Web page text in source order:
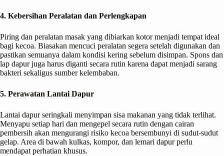
4. Kebersihan Peralatan dan Perlengkapan
Piring dan peralatan masak yang dibiarkan kotor menjadi tempat ideal
bagi kecoa. Biasakan mencuci peralatan segera setelah digunakan dan
pastikan semuanya dalam kondisi kering sebelum disimpan. Spons dan
lap dapur juga harus diganti secara rutin karena dapat menjadi sarang
bakteri sekaligus sumber kelembaban.
5. Perawatan Lantai Dapur
Lantai dapur seringkali menyimpan sisa makanan yang tidak terlihat.
Menyapu setiap hari dan mengepel secara rutin dengan cairan
pembersih akan mengurangi risiko kecoa bersembunyi di sudut-sudut
gelap. Area di bawah kulkas, kompor, dan lemari dapur perlu
mendapat perhatian khusus.